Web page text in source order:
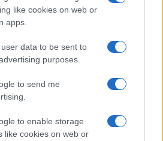
like cookies on web or
apps.
data to be sent to
purposes.
to send me
to enable storage
like cookies on web or